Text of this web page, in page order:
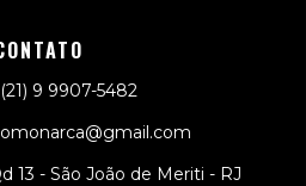
9 9907-5482
13 - São João de Meriti - RJ